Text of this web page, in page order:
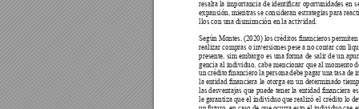
resalta la importancia de identicar oportunidades en
expansión, mientras se consideran estrategias para
llos con una disminución en la actividad.
Según Montes, (2020) los créditos nancieros
realizar compras o inversiones pese a no contar con
presente, sim embargo es una forma de salir de un
gencia al individuo, cabe mencionar que al momento
un crédito nanciero la persona debe pagar una tasa de
la entidad nanciera le otorga en un determinado
las desventajas que puede tener la entidad nanciera
le garantiza que el individuo que realizó el crédito lo